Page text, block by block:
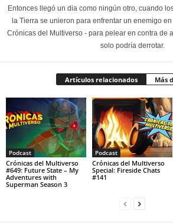
Entonces llegó un dia como ningún otro, cuando
la Tierra se unieron para enfrentar un enemigo
Crónicas del Multiverso - para pelear en contra de
solo podría derrotar.
Artículos relacionados Más
Podcast
Crónicas del Multiverso
#649: Future State – My
Adventures with
Superman Season 3
Podcast
Crónicas del Multiverso
Special: Fireside Chats
#141